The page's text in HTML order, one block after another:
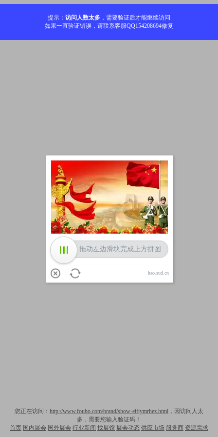
提示： 访问人数太多 ，需要验证后才能继续访问
如果一直验证错误，请联系客服QQ154208694修复
您正在访问： http://www.foubo.com/brand/show-eifiymrhez.html ，因访问人太
多，需要您输入验证码！
首页 国内展会 国外展会 行业新闻 找展馆 展会动态 供应市场 服务商 资源需求
加载中
拖动左边滑块完成上方拼图
hao.sud.cn